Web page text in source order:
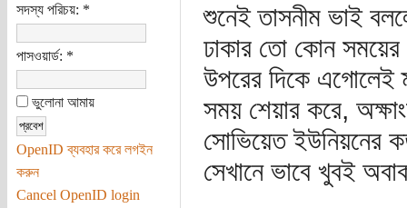
সদস্য পরিচয়: *
পাসওয়ার্ড: *
ভুলোনা আমায়
OpenID ব্যবহার করে লগইন
করুন
Cancel OpenID login
শুনেই তাসনীম ভাই
ঢাকার তো কোন সময়ের
উপরের দিকে এগোলেই
সময় শেয়ার করে,
সোভিয়েত ইউনিয়নের
সেখানে ভাবে খুবই